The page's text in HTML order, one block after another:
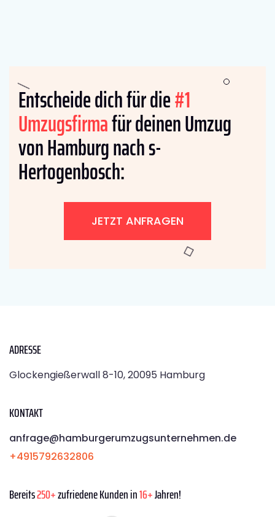
Entscheide dich für die#1
Umzugsfirmafür deinen Umzug
von Hamburg nach s-
Hertogenbosch:
JETZT ANFRAGEN
ADRESSE
Glockengießerwall 8-10, 20095 Hamburg
KONTAKT
anfrage@hamburgerumzugsunternehmen.de
+4915792632806
Bereits250+zufriedene Kunden in16+Jahren!